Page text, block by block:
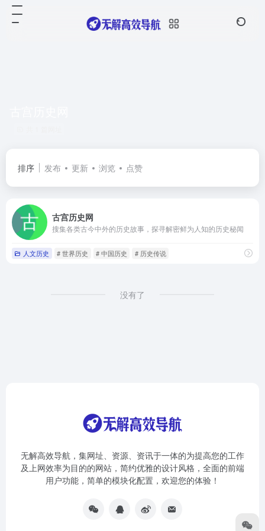
排序 发布 更新 浏览 点赞
古宫历史网
搜集各类古今中外的历史故事，探寻解密鲜为人知的历史秘闻
人文历史 # 世界历史 # 中国历史 # 历史传说
没有了
无解高效导航，集网址、资源、资讯于一体的为提高您的工作
及上网效率为目的的网站，简约优雅的设计风格，全面的前端
用户功能，简单的模块化配置，欢迎您的体验！